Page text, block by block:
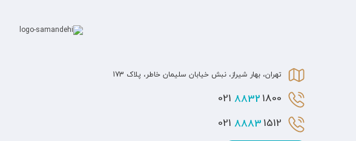
تهران، بهار شیراز، نبش خیابان سلیمان خاطر، پلاک 173
8832 1800 021
8883 1512 021